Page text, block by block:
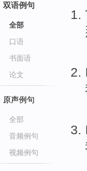
双语例句
全部
口语
书面语
论文
原声例句
全部
音频例句
视频例句
I